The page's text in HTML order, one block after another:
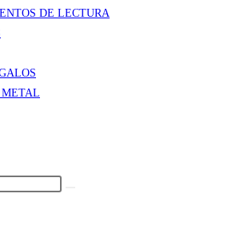
DE LECTURA